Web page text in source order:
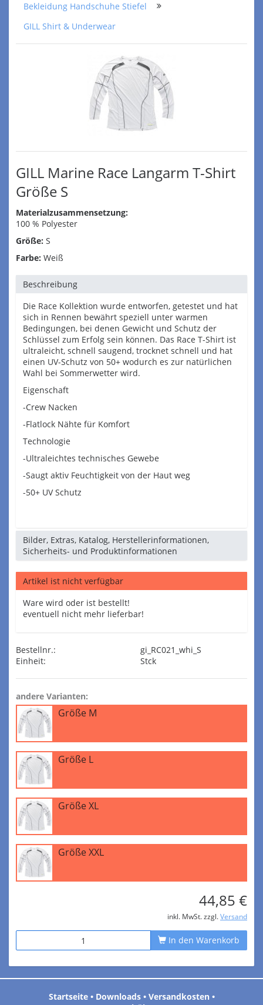
Bekleidung Handschuhe Stiefel
GILL Shirt & Underwear
GILL Marine Race Langarm T-Shirt
Größe S
Materialzusammensetzung:
100 % Polyester
Größe: S
Farbe: Weiß
Beschreibung
Die Race Kollektion wurde entworfen, getestet und hat
sich in Rennen bewährt speziell unter warmen
Bedingungen, bei denen Gewicht und Schutz der
Schlüssel zum Erfolg sein können. Das Race T-Shirt ist
ultraleicht, schnell saugend, trocknet schnell und hat
einen UV-Schutz von 50+ wodurch es zur natürlichen
Wahl bei Sommerwetter wird.
Eigenschaft
-Crew Nacken
-Flatlock Nähte für Komfort
Technologie
-Ultraleichtes technisches Gewebe
-Saugt aktiv Feuchtigkeit von der Haut weg
-50+ UV Schutz
Bilder, Extras, Katalog, Herstellerinformationen,
Sicherheits- und Produktinformationen
Artikel ist nicht verfügbar
Ware wird oder ist bestellt!
eventuell nicht mehr lieferbar!
Bestellnr.:
gi_RC021_whi_S
Einheit:
Stck
andere Varianten:
Größe M
Größe L
Größe XL
Größe XXL
44,85 €
inkl. MwSt. zzgl. Versand
In den Warenkorb
Startseite• Downloads• Versandkosten•